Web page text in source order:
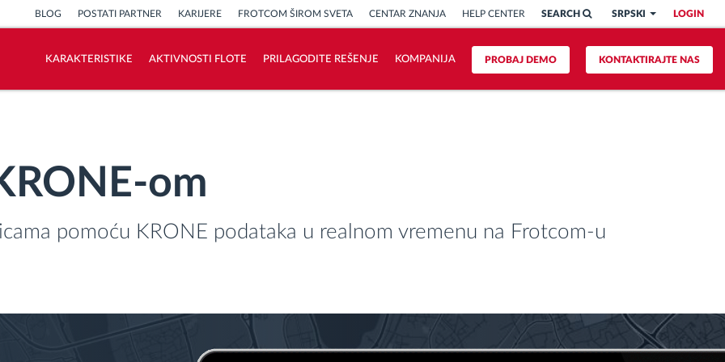
LOGIN
SRPSKI
SEARCH
BLOG POSTATI PARTNER KARIJERE FROTCOM ŠIROM SVETA CENTAR ZNANJA HELP CENTER
KONTAKTIRAJTE NAS
PROBAJ DEMO
KARAKTERISTIKE AKTIVNOSTI FLOTE PRILAGODITE REŠENJE KOMPANIJA
Kalkulator uštede om
pomoću KRONE podataka u realnom vremenu na Frotcom-u